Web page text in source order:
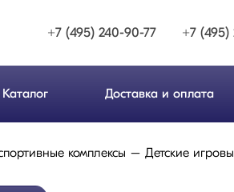
+7 (495) 240-90-77 +7
Каталог Доставка и оплата
комплексы Детские